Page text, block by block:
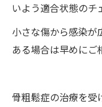
いよう適合状態のチ
小さな傷から感染が
ある場合は早めにご
骨粗鬆症の治療を受